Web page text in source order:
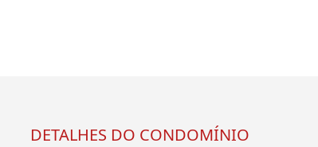
DETALHES DO CONDOMÍNIO